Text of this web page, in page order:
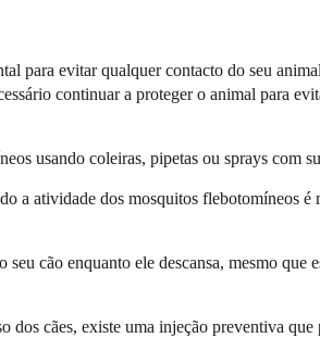
para evitar qualquer contacto do seu
continuar a proteger o animal para
usando coleiras, pipetas ou sprays com
a atividade dos mosquitos flebotomíneos
cão enquanto ele descansa, mesmo que
dos cães, existe uma injeção preventiva